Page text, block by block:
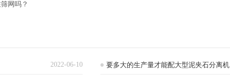
网吗？
2022-06-10 要多大的生产量才能配大型泥夹石分离机